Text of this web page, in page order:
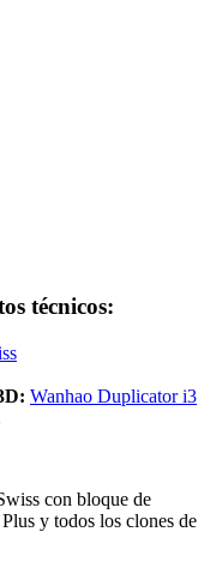
técnicos:
Wanhao Duplicator i3
con bloque de
y todos los clones de